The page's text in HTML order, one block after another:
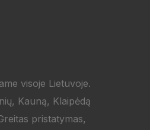
visoje Lietuvoje.
Kauną, Klaipėdą
pristatymas,